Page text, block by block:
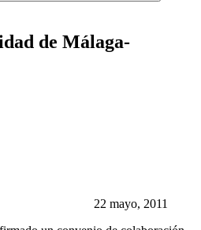
de Málaga-
22 mayo, 2011